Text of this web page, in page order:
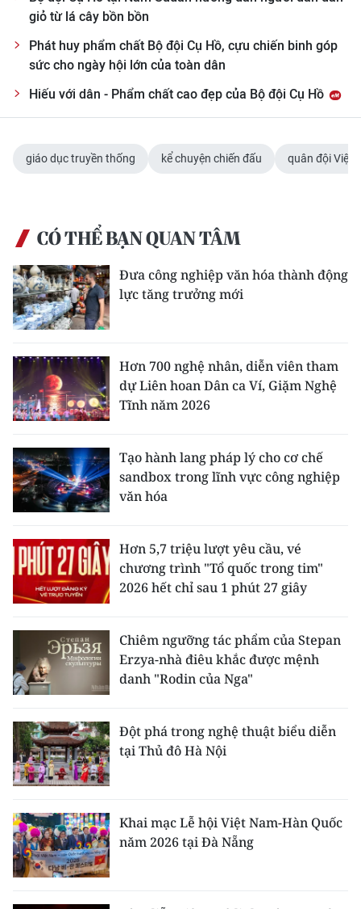
giỏ từ lá cây bồn bồn
Phát huy phẩm chất Bộ đội Cụ Hồ, cựu chiến binh góp
sức cho ngày hội lớn của toàn dân
Hiếu với dân - Phẩm chất cao đẹp của Bộ đội Cụ Hồ
giáo dục truyền thống kể chuyện chiến đấu quân đội Việt
CÓ THỂ BẠN QUAN TÂM
Đưa công nghiệp văn hóa thành động
lực tăng trưởng mới
Hơn 700 nghệ nhân, diễn viên tham
dự Liên hoan Dân ca Ví, Giặm Nghệ
Tĩnh năm 2026
Tạo hành lang pháp lý cho cơ chế
sandbox trong lĩnh vực công nghiệp
văn hóa
Hơn 5,7 triệu lượt yêu cầu, vé
chương trình "Tổ quốc trong tim"
2026 hết chỉ sau 1 phút 27 giây
Chiêm ngưỡng tác phẩm của Stepan
Erzya-nhà điêu khắc được mệnh
danh "Rodin của Nga"
Đột phá trong nghệ thuật biểu diễn
tại Thủ đô Hà Nội
Khai mạc Lễ hội Việt Nam-Hàn Quốc
năm 2026 tại Đà Nẵng